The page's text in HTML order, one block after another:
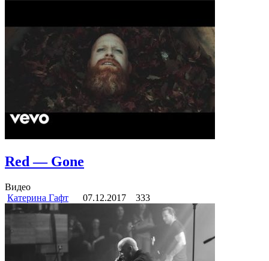
Red — Gone
Видео
Катерина Гафт
07.12.2017 333